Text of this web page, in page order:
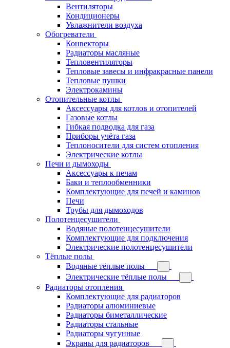
Вентиляторы
Кондиционеры
Увлажнители воздуха
Обогреватели
Конвекторы
Радиаторы масляные
Тепловентиляторы
Тепловые завесы и инфракрасные панели
Тепловые пушки
Электрокамины
Отопительные котлы
Аксессуары для котлов и отопителей
Газовые котлы
Гибкая подводка для газа
Приборы учёта газа
Теплоносители для систем отопления
Электрические котлы
Печи и дымоходы
Аксессуары к печам
Баки и теплообменники
Комплектующие для печей и каминов
Печи
Трубы для дымоходов
Полотенцесушители
Водяные полотенцесушители
Комплектующие для подключения
Электрические полотенцесушители
Тёплые полы
Водяные тёплые полы
Электрические тёплые полы
Радиаторы отопления
Комплектующие для радиаторов
Радиаторы алюминиевые
Радиаторы биметаллические
Радиаторы стальные
Радиаторы чугунные
Экраны для радиаторов